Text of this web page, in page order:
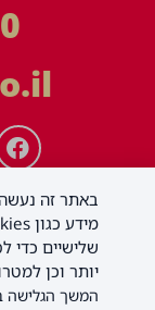
באתר זה נעשה
שלישיים כדי
יותר וכן
המשך הגלישה